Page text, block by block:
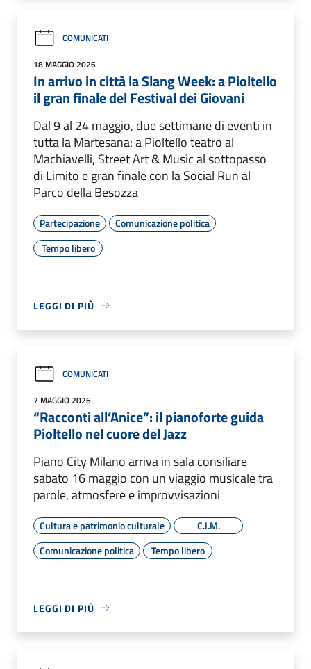
COMUNICATI
18 MAGGIO 2026
In arrivo in città la Slang Week: a Pioltello
il gran finale del Festival dei Giovani
Dal 9 al 24 maggio, due settimane di eventi in
tutta la Martesana: a Pioltello teatro al
Machiavelli, Street Art & Music al sottopasso
di Limito e gran finale con la Social Run al
Parco della Besozza
Partecipazione
Comunicazione politica
Tempo libero
LEGGI DI PIÙ
COMUNICATI
7 MAGGIO 2026
“Racconti all’Anice”: il pianoforte guida
Pioltello nel cuore del Jazz
Piano City Milano arriva in sala consiliare
sabato 16 maggio con un viaggio musicale tra
parole, atmosfere e improvvisazioni
Cultura e patrimonio culturale
C.I.M.
Comunicazione politica
Tempo libero
LEGGI DI PIÙ